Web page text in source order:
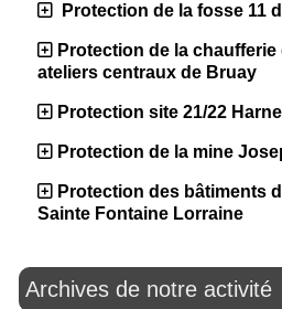
Protection de la fosse 11
Protection de la chaufferie
ateliers centraux de Bruay
Protection site 21/22
Protection de la mine
Protection des bâtiments
Sainte Fontaine Lorraine
Archives de notre activité